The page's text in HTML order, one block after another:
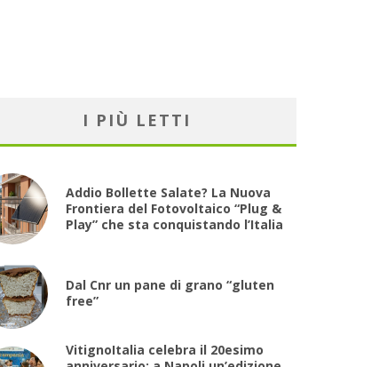
I PIÙ LETTI
Addio Bollette Salate? La Nuova
Frontiera del Fotovoltaico “Plug &
Play” che sta conquistando l’Italia
Dal Cnr un pane di grano “gluten
free”
VitignoItalia celebra il 20esimo